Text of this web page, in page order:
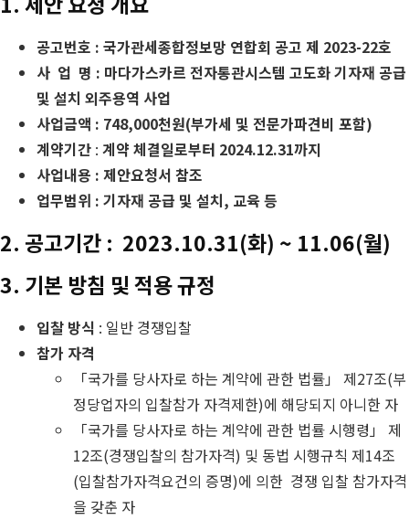
공고번호 : 국가관세종합정보망 연합회 공고 제 2023-22호
사 업 명 : 마다가스카르 전자통관시스템 고도화 기자재 공급
및 설치 외주용역 사업
사업금액 : 748,000천원(부가세 및 전문가파견비 포함)
계약기간 : 계약 체결일로부터 2024.12.31까지
사업내용 : 제안요청서 참조
업무범위 : 기자재 공급 및 설치, 교육 등
2. 공고기간 : 2023.10.31(화) ~ 11.06(월)
3. 기본 방침 및 적용 규정
입찰 방식 : 일반 경쟁입찰
참가 자격
「국가를 당사자로 하는 계약에 관한 법률」 제27조(부
정당업자의 입찰참가 자격제한)에 해당되지 아니한 자
「국가를 당사자로 하는 계약에 관한 법률 시행령」 제
12조(경쟁입찰의 참가자격) 및 동법 시행규칙 제14조
(입찰참가자격요건의 증명)에 의한 경쟁 입찰 참가자격
을 갖춘 자